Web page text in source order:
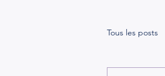
Tous les posts